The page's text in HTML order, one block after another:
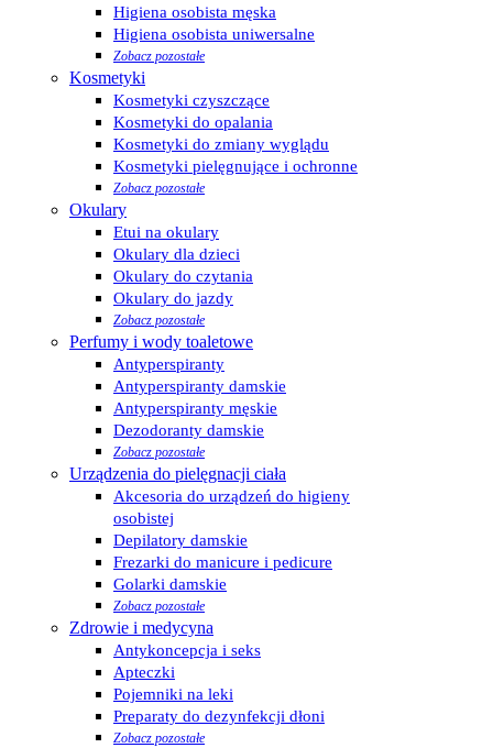
Higiena osobista męska
Higiena osobista uniwersalne
Zobacz pozostałe
Kosmetyki
Kosmetyki czyszczące
Kosmetyki do opalania
Kosmetyki do zmiany wyglądu
Kosmetyki pielęgnujące i ochronne
Zobacz pozostałe
Okulary
Etui na okulary
Okulary dla dzieci
Okulary do czytania
Okulary do jazdy
Zobacz pozostałe
Perfumy i wody toaletowe
Antyperspiranty
Antyperspiranty damskie
Antyperspiranty męskie
Dezodoranty damskie
Zobacz pozostałe
Urządzenia do pielęgnacji ciała
Akcesoria do urządzeń do higieny
osobistej
Depilatory damskie
Frezarki do manicure i pedicure
Golarki damskie
Zobacz pozostałe
Zdrowie i medycyna
Antykoncepcja i seks
Apteczki
Pojemniki na leki
Preparaty do dezynfekcji dłoni
Zobacz pozostałe